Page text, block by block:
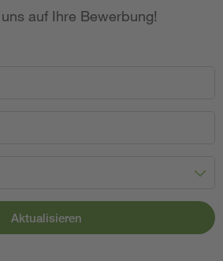
auf Ihre Bewerbung!
Aktualisieren